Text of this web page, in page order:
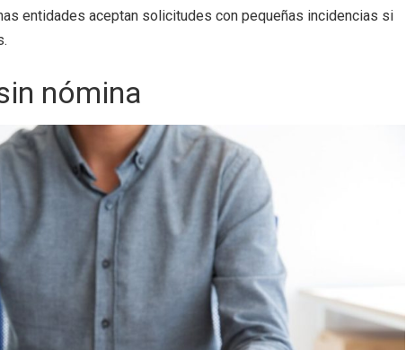
entidades aceptan solicitudes con pequeñas incidencias si
nómina